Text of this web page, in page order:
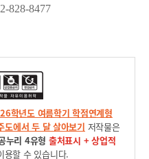
828-8477
년도 여름학기 학점연계형
도에서 두 달 살아보기 저작물은
누리 4유형 출처표시 + 상업적
용할 수 있습니다.